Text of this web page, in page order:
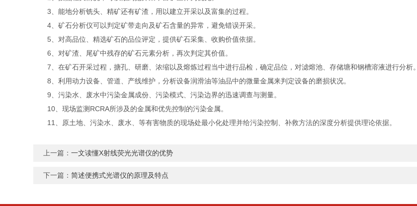
3、能地分析铣头、精矿还有矿渣，用以建立开采以及富集的过程。
4、矿石分析仪可以判定矿带走向及矿石含量的异常，避免错误开采。
5、对高品位、精选矿石的品位评定，提供矿石采集、收购价值依据。
6、对矿渣、尾矿中残存的矿石元素分析，再次判定其价值。
7、在矿石开采过程，搪孔、研磨、浓缩以及熔炼过程当中进行品检，确定品位，对滤熔池、存储塘和钢槽溶液进行分析。
8、利用动力设备、管道、产线维护，分析设备润滑油等油品中的微量金属来判定设备的磨损状况。
9、污染水、废水中污染金属成份、污染模式、污染边界的迅速调查与测量。
10、现场监测RCRA所涉及的金属和优先控制的污染金属。
11、原土地、污染水、废水、等有害物质的现场处最小化处理并给污染控制、补救方法的深度分析提供理论依据。
上一篇：一文读懂X射线荧光光谱仪的优势
下一篇：简述便携式光谱仪的原理及特点